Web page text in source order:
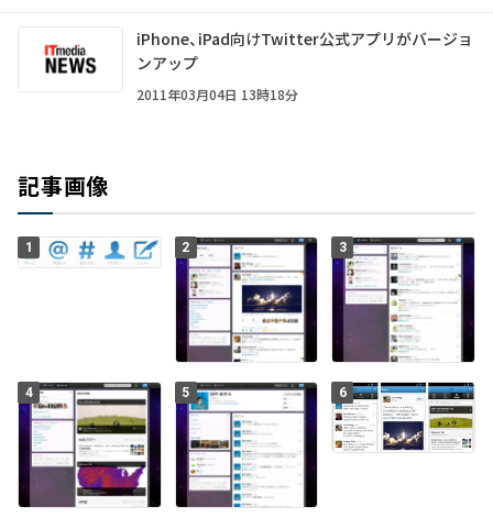
iPhone、iPad向けTwitter公式アプリがバージョ
ンアップ
2011年03月04日 13時18分
記事画像
1 2 3
4 5 6